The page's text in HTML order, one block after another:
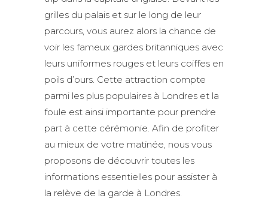
grilles du palais et sur le long de leur
parcours, vous aurez alors la chance de
voir les fameux gardes britanniques avec
leurs uniformes rouges et leurs coiffes en
poils d’ours. Cette attraction compte
parmi les plus populaires à Londres et la
foule est ainsi importante pour prendre
part à cette cérémonie. Afin de profiter
au mieux de votre matinée, nous vous
proposons de découvrir toutes les
informations essentielles pour assister à
la relève de la garde à Londres.